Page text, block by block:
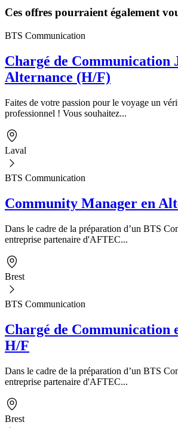
Ces offres pourraient également
BTS Communication
Chargé de Communication
Alternance (H/F)
Faites de votre passion pour le voyage un
professionnel ! Vous souhaitez...
Laval
BTS Communication
Community Manager en
Dans le cadre de la préparation d’un BTS
entreprise partenaire d'AFTEC...
Brest
BTS Communication
Chargé de Communication
H/F
Dans le cadre de la préparation d’un BTS
entreprise partenaire d'AFTEC...
Brest